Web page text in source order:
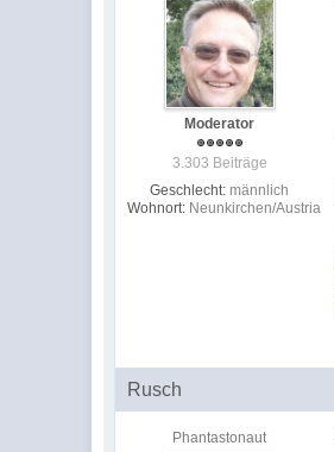
Moderator
3.303 Beiträge
Geschlecht: männlich
Wohnort: Neunkirchen/Austria
Rusch
Phantastonaut